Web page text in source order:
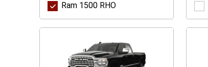
Ram 1500 RHO
Ram
1500
RHO